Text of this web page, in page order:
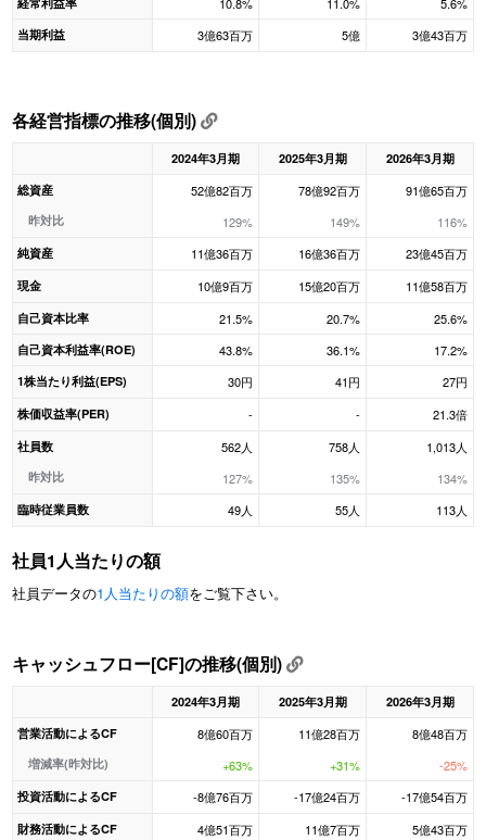
10.8% 11.0% 5.6%
当期利益 3億63百万 5億 3億43百万
各経営指標の推移(個別)
2024年3月期 2025年3月期
2026年3月期
総資産
昨対比
52億82百万
129%
78億92百万
149%
91億65百万
116%
純資産 11億36百万 16億36百万 23億45百万
現金 10億9百万 15億20百万 11億58百万
自己資本比率 21.5% 20.7% 25.6%
自己資本利益率(ROE) 43.8% 36.1% 17.2%
1株当たり利益(EPS) 30円 41円 27円
株価収益率(PER) - - 21.3倍
社員数
昨対比
562人
127%
758人
135%
1,013人
134%
臨時従業員数 49人 55人 113人
社員1人当たりの額
社員データの1人当たりの額をご覧下さい。
キャッシュフロー[CF]の推移(個別)
2024年3月期 2025年3月期
2026年3月期
営業活動によるCF
増減率(昨対比)
8億60百万
+63%
11億28百万
+31%
8億48百万
-25%
投資活動によるCF -8億76百万 -17億24百万 -17億54百万
財務活動によるCF 4億51百万 11億7百万 5億43百万